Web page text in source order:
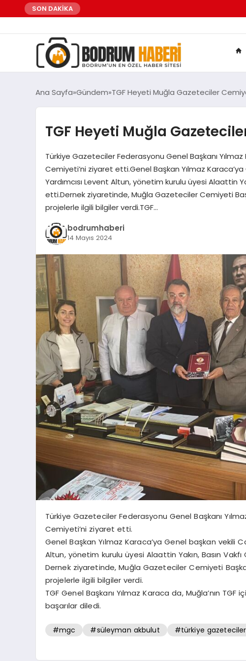
SON DAKİKA
Ana Sayfa Gündem TGF Heyeti Muğla Gazeteciler
TGF Heyeti Muğla
Türkiye Gazeteciler Federasyonu Genel Başkanı
Cemiyeti’ni ziyaret etti.Genel Başkan Yılmaz
Yardımcısı Levent Altun, yönetim kurulu üyesi Alaattin
etti.Dernek ziyaretinde, Muğla Gazeteciler Cemiyeti
projelerle ilgili bilgiler verdi.TGF…
bodrumhaberi
14 Mayıs 2024
Türkiye Gazeteciler Federasyonu Genel Başkanı
Cemiyeti’ni ziyaret etti.
Genel Başkan Yılmaz Karaca’ya Genel başkan vekili
Altun, yönetim kurulu üyesi Alaattin Yakın, Basın
Dernek ziyaretinde, Muğla Gazeteciler Cemiyeti
projelerle ilgili bilgiler verdi.
TGF Genel Başkanı Yılmaz Karaca da, Muğla’nın
başarılar diledi.
#mgc #süleyman akbulut #türkiye